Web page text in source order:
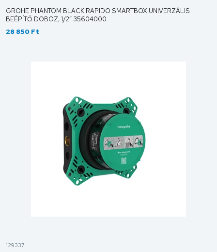
GROHE PHANTOM BLACK RAPIDO SMARTBOX UNIVERZÁLIS
BEÉPÍTŐ DOBOZ, 1/2” 35604000
28 850 Ft
129337